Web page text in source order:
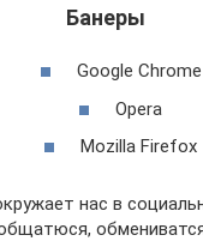
Банеры
Google Chrome
Opera
Mozilla Firefox
нас в